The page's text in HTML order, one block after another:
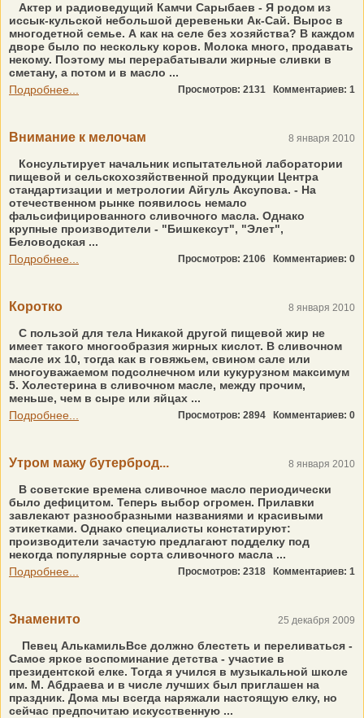
Актер и радиоведущий Камчи Сарыбаев - Я родом из
иссык-кульской небольшой деревеньки Ак-Сай. Вырос в
многодетной семье. А как на селе без хозяйства? В каждом
дворе было по нескольку коров. Молока много, продавать
некому. Поэтому мы перерабатывали жирные сливки в
сметану, а потом и в масло ...
Подробнее...
Просмотров: 2131 Комментариев: 1
Внимание к мелочам 8 января 2010
Консультирует начальник испытательной лаборатории
пищевой и сельскохозяйственной продукции Центра
стандартизации и метрологии Айгуль Аксупова. - На
отечественном рынке появилось немало
фальсифицированного сливочного масла. Однако
крупные производители - "Бишкексут", "Элет",
Беловодская ...
Подробнее...
Просмотров: 2106 Комментариев: 0
Коротко 8 января 2010
С пользой для тела Никакой другой пищевой жир не
имеет такого многообразия жирных кислот. В сливочном
масле их 10, тогда как в говяжьем, свином сале или
многоуважаемом подсолнечном или кукурузном максимум
5. Холестерина в сливочном масле, между прочим,
меньше, чем в сыре или яйцах ...
Подробнее...
Просмотров: 2894 Комментариев: 0
Утром мажу бутерброд... 8 января 2010
В советские времена сливочное масло периодически
было дефицитом. Теперь выбор огромен. Прилавки
завлекают разнообразными названиями и красивыми
этикетками. Однако специалисты констатируют:
производители зачастую предлагают подделку под
некогда популярные сорта сливочного масла ...
Подробнее...
Просмотров: 2318 Комментариев: 1
Знаменито 25 декабря 2009
Певец АлькамильВсе должно блестеть и переливаться -
Самое яркое воспоминание детства - участие в
президентской елке. Тогда я учился в музыкальной школе
им. М. Абдраева и в числе лучших был приглашен на
праздник. Дома мы всегда наряжали настоящую елку, но
сейчас предпочитаю искусственную ...